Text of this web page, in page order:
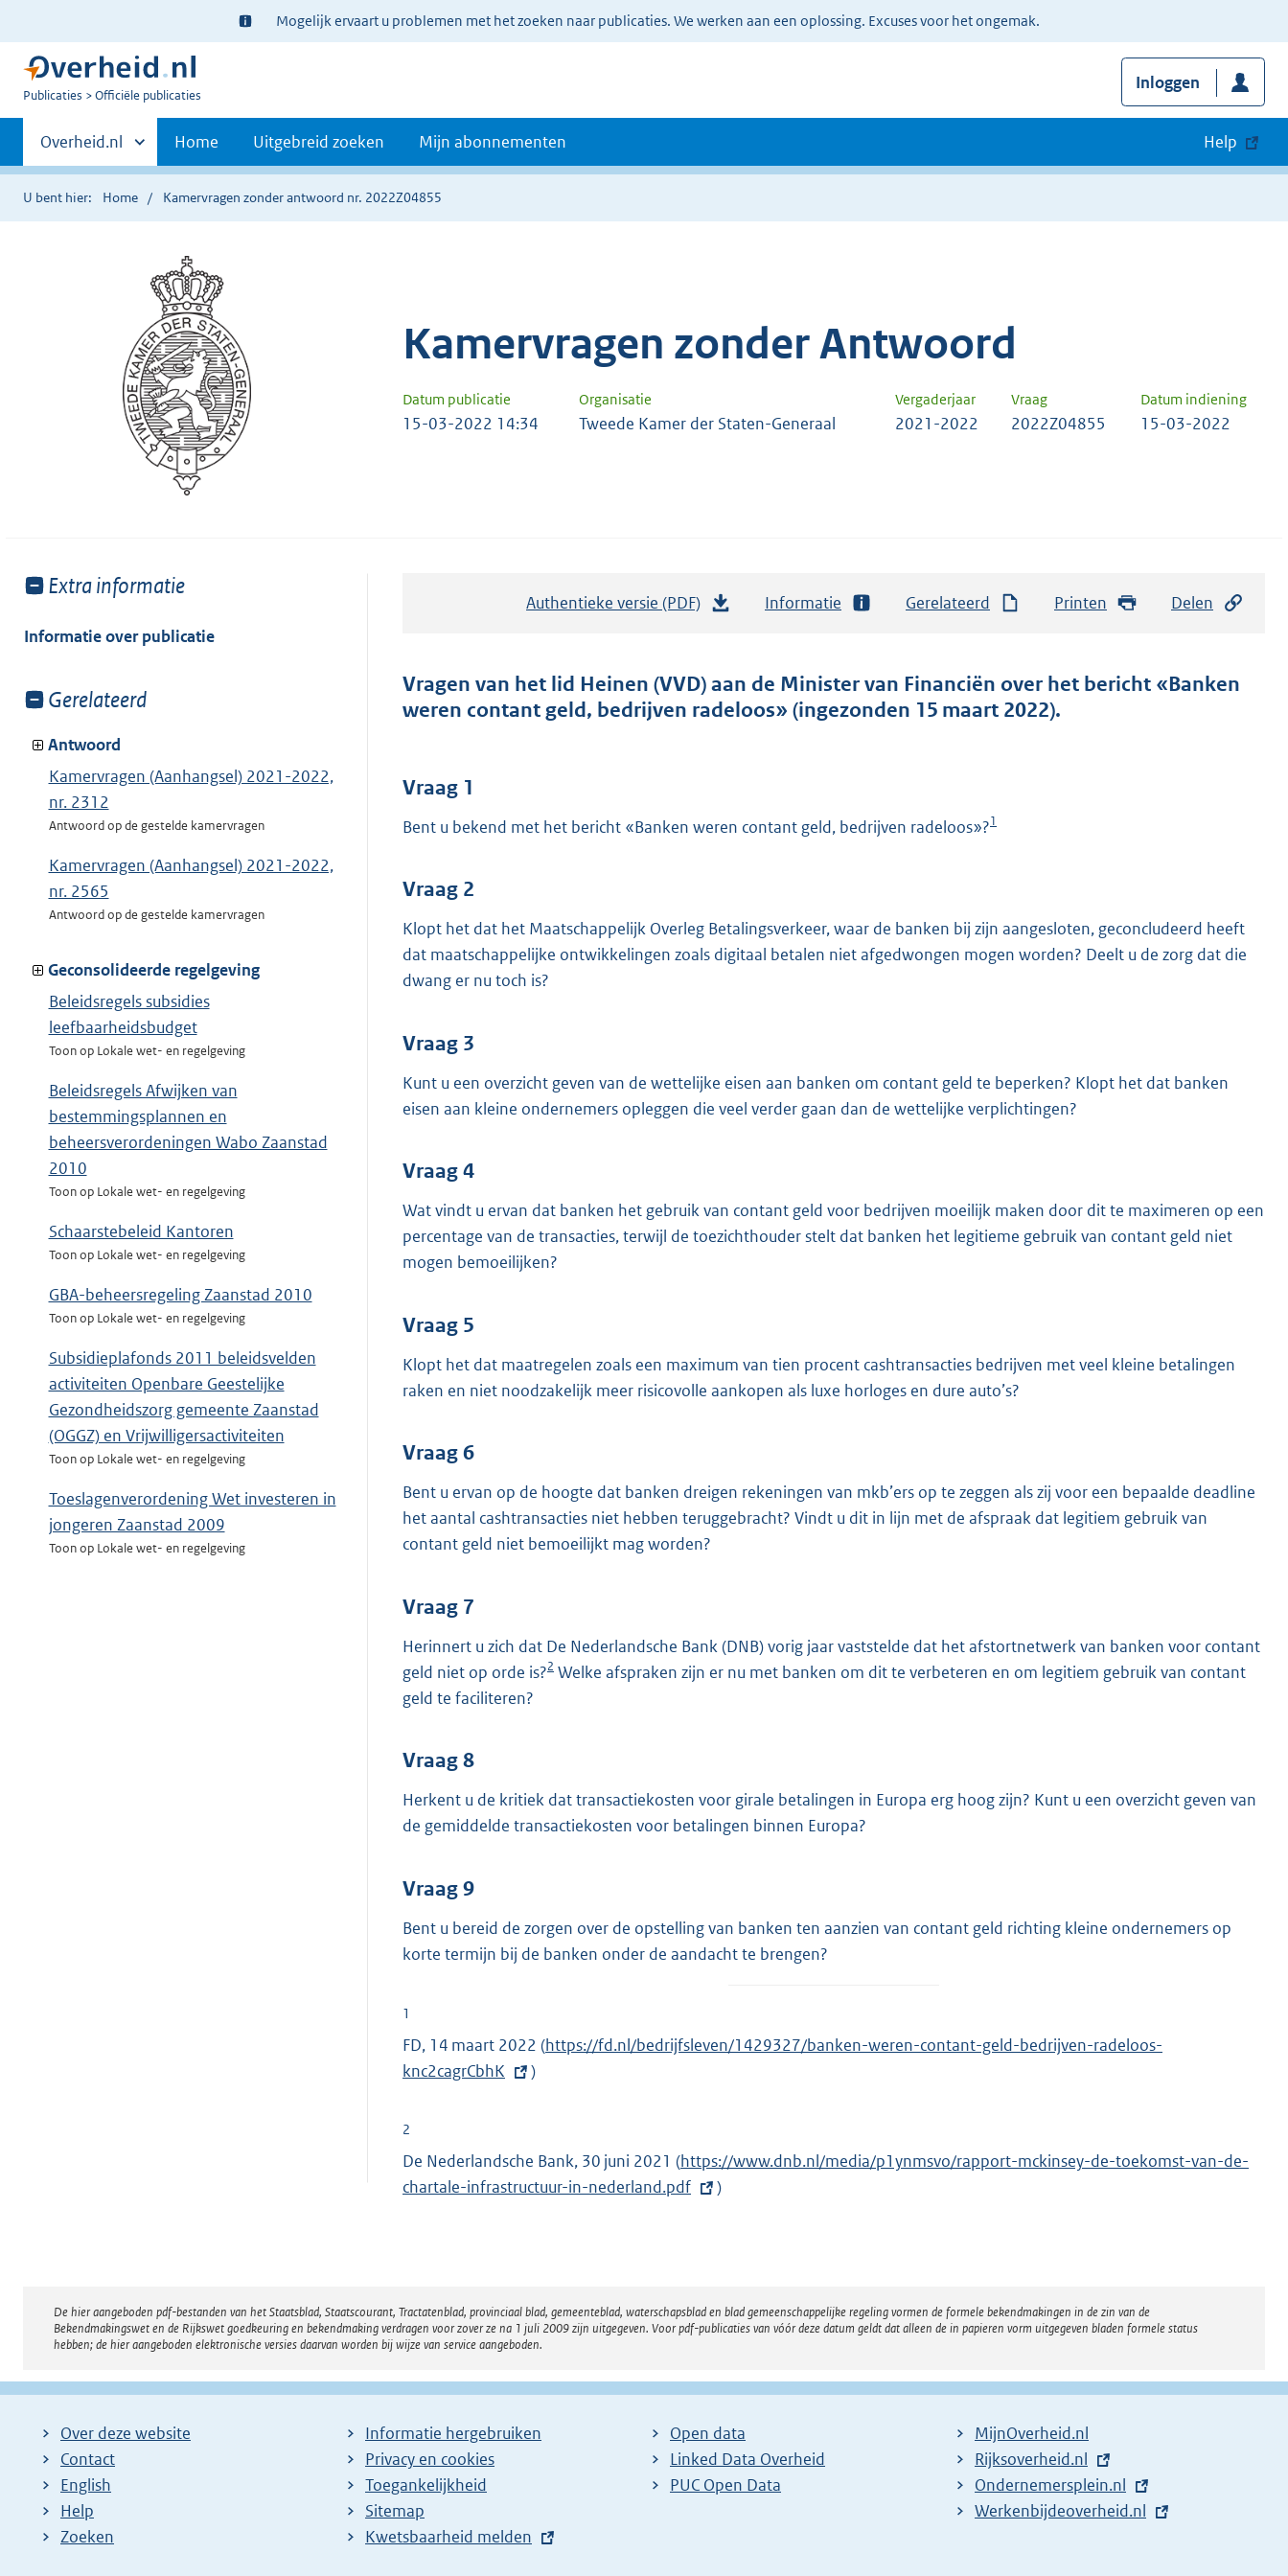
Ter
informatie:
Mogelijk ervaart u problemen met het zoeken naar publicaties. We werken aan een oplossing. Excuses voor het ongemak.
U
Publicaties Officiële publicaties
Inloggen
Primaire
navigatie
Andere
sites
binnen
Overheid.nl Home Uitgebreid zoeken Mijn abonnementen Help
U bent hier: Home Kamervragen zonder antwoord nr. 2022Z04855
Kamervragen zonder Antwoord
Datum publicatie Organisatie Vergaderjaar Vraag Datum indiening
15-03-2022 14:34 Tweede Kamer der Staten-Generaal 2021-2022 2022Z04855 15-03-2022
Toon
van:
Extra informatie
Informatie over publicatie
Toon
van:
Gerelateerd
Antwoord
Kamervragen (Aanhangsel) 2021-2022,
nr. 2312
Antwoord op de gestelde kamervragen
Kamervragen (Aanhangsel) 2021-2022,
nr. 2565
Antwoord op de gestelde kamervragen
Geconsolideerde regelgeving
Beleidsregels subsidies
leefbaarheidsbudget
Toon op Lokale wet- en regelgeving
Beleidsregels Afwijken van
bestemmingsplannen en
beheersverordeningen Wabo Zaanstad
2010
Toon op Lokale wet- en regelgeving
Schaarstebeleid Kantoren
Toon op Lokale wet- en regelgeving
GBA-beheersregeling Zaanstad 2010
Toon op Lokale wet- en regelgeving
Subsidieplafonds 2011 beleidsvelden
activiteiten Openbare Geestelijke
Gezondheidszorg gemeente Zaanstad
(OGGZ) en Vrijwilligersactiviteiten
Toon op Lokale wet- en regelgeving
Toeslagenverordening Wet investeren in
jongeren Zaanstad 2009
Toon op Lokale wet- en regelgeving
Authentieke versie (PDF)
t
a
r
t
e
b
Informatie Gerelateerd Printen Delen
Vragen van het lid Heinen (VVD) aan de Minister van Financiën over het bericht «Banken
weren contant geld, bedrijven radeloos» (ingezonden 15 maart 2022).
Vraag 1
Bent u bekend met het bericht «Banken weren contant geld, bedrijven radeloos»?1
Vraag 2
Klopt het dat het Maatschappelijk Overleg Betalingsverkeer, waar de banken bij zijn aangesloten, geconcludeerd heeft
dat maatschappelijke ontwikkelingen zoals digitaal betalen niet afgedwongen mogen worden? Deelt u de zorg dat die
dwang er nu toch is?
Vraag 3
Kunt u een overzicht geven van de wettelijke eisen aan banken om contant geld te beperken? Klopt het dat banken
eisen aan kleine ondernemers opleggen die veel verder gaan dan de wettelijke verplichtingen?
Vraag 4
Wat vindt u ervan dat banken het gebruik van contant geld voor bedrijven moeilijk maken door dit te maximeren op een
percentage van de transacties, terwijl de toezichthouder stelt dat banken het legitieme gebruik van contant geld niet
mogen bemoeilijken?
Vraag 5
Klopt het dat maatregelen zoals een maximum van tien procent cashtransacties bedrijven met veel kleine betalingen
raken en niet noodzakelijk meer risicovolle aankopen als luxe horloges en dure auto’s?
Vraag 6
Bent u ervan op de hoogte dat banken dreigen rekeningen van mkb’ers op te zeggen als zij voor een bepaalde deadline
het aantal cashtransacties niet hebben teruggebracht? Vindt u dit in lijn met de afspraak dat legitiem gebruik van
contant geld niet bemoeilijkt mag worden?
Vraag 7
Herinnert u zich dat De Nederlandsche Bank (DNB) vorig jaar vaststelde dat het afstortnetwerk van banken voor contant
geld niet op orde is?2 Welke afspraken zijn er nu met banken om dit te verbeteren en om legitiem gebruik van contant
geld te faciliteren?
Vraag 8
Herkent u de kritiek dat transactiekosten voor girale betalingen in Europa erg hoog zijn? Kunt u een overzicht geven van
de gemiddelde transactiekosten voor betalingen binnen Europa?
Vraag 9
Bent u bereid de zorgen over de opstelling van banken ten aanzien van contant geld richting kleine ondernemers op
korte termijn bij de banken onder de aandacht te brengen?
1
FD, 14 maart 2022 (E
e
:
https://fd.nl/bedrijfsleven/1429327/banken-weren-contant-geld-bedrijven-radeloos-
knc2cagrCbhK
)
2
De Nederlandsche Bank, 30 juni 2021 (E
x
e
n
:
https://www.dnb.nl/media/p1ynmsvo/rapport-mckinsey-de-toekomst-van-de-
chartale-infrastructuur-in-nederland.pdf
)
Disclaimer
De hier aangeboden pdf-bestanden van het Staatsblad, Staatscourant, Tractatenblad, provinciaal blad, gemeenteblad, waterschapsblad en blad gemeenschappelijke regeling vormen de formele bekendmakingen in de zin van de
Bekendmakingswet en de Rijkswet goedkeuring en bekendmaking verdragen voor zover ze na 1 juli 2009 zijn uitgegeven. Voor pdf-publicaties van vóór deze datum geldt dat alleen de in papieren vorm uitgegeven bladen formele status
hebben; de hier aangeboden elektronische versies daarvan worden bij wijze van service aangeboden.
Over deze website
Contact
English
Help
Zoeken
Informatie hergebruiken
Privacy en cookies
Toegankelijkheid
Sitemap
E
Kwetsbaarheid melden
Open data
Linked Data Overheid
PUC Open Data
MijnOverheid.nl
E
x
t
Rijksoverheid.nl
E
x
Ondernemersplein.nl
E
Werkenbijdeoverheid.nl